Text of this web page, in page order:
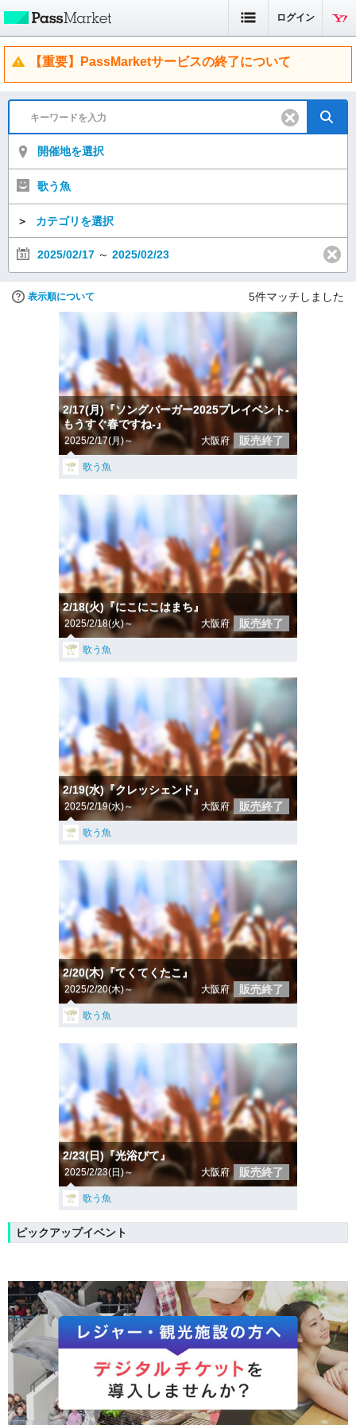
ログイン
【重要】PassMarketサービスの終了について
開催地を選択
歌う魚
＞ カテゴリを選択
2025/02/17 ～ 2025/02/23
表示順について 5件マッチしました
2/17(月)『ソングバーガー2025プレイベント-
もうすぐ春ですね-』
2025/2/17(月)～ 大阪府 販売終了
歌う魚
2/18(火)『にこにこはまち』
2025/2/18(火)～ 大阪府 販売終了
歌う魚
2/19(水)『クレッシェンド』
2025/2/19(水)～ 大阪府 販売終了
歌う魚
2/20(木)『てくてくたこ』
2025/2/20(木)～ 大阪府 販売終了
歌う魚
2/23(日)『光浴びて』
2025/2/23(日)～ 大阪府 販売終了
歌う魚
ピックアップイベント